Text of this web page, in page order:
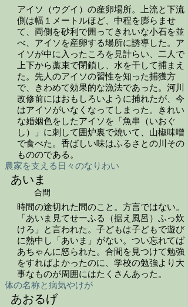
アイソ（ウグイ）の産卵場所。上流と下流
側は幅１メートルほど、中程を膨らませ
て、両側を砂利で囲ってきれいな小石を並
べ、アイソを産卵する場所に誘導した。ア
イソが中に入ったころを見計らい、二人で
上下から藁束で閉鎖し、水を干して捕まえ
た。先人のアイソの習性を知った捕獲方
で、きわめて効果的な漁法であった。河川
改修前にはおもしろいように捕れたが、今
はアイソがいなくなってしまった。きれい
な婚姻色をしたアイソを「魚串（いおぐ
し）」に刺して囲炉裏で焼いて、山椒味噌
で食べた。香ばしい味はふるさとの川その
もののである。
農家を支える日々のなりわい
あいま
合間
時間の途切れた間のこと。方言ではない。
「あいま見てせーふる（据え風呂）ふっ炊
けろ」と言われた。子どもは子どもで遊び
に熱中し「あいま」がない。つい忘れてば
あちゃんに怒られた。合間を見つけて勉強
をすればよかったのに、学校の勉強より大
事なものが周囲にはたくさんあった。
体の名称と病気やけが
あおるげ